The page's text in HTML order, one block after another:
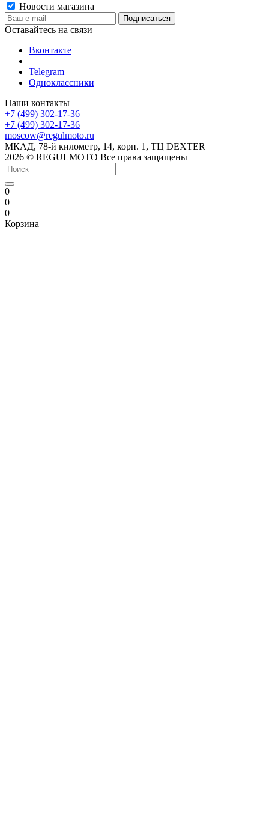
Новости магазина
Оставайтесь на связи
Вконтакте
Telegram
Одноклассники
Наши контакты
+7 (499) 302-17-36
+7 (499) 302-17-36
moscow@regulmoto.ru
МКАД, 78-й километр, 14, корп. 1, ТЦ DEXTER
2026 © REGULMOTO Все права защищены
0
0
0
Корзина